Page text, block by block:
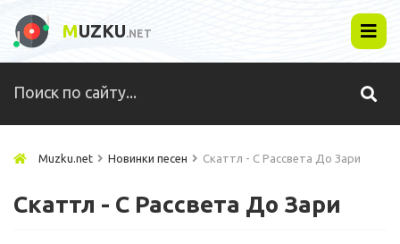
MUZKU.NET
Muzku.net Новинки песен Скаттл - С Рассвета До Зари
Скаттл - С Рассвета До Зари